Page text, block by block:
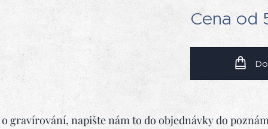
Cena od
gravírování, napište nám to do objednávky do